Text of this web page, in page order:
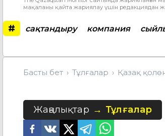
мақаланы қайта жариялау үшін редакциядан
# сақтандыру компания
Басты бет Тұлғалар Қазақ
Жаңалықтар Тұлғалар